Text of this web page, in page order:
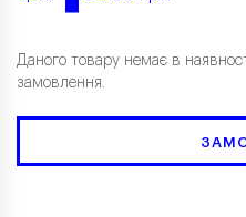
Даного товару немає в
замовлення.